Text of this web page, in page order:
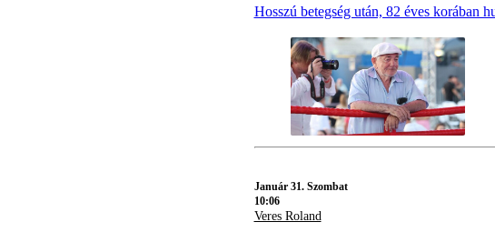
Hosszú betegség után, 82 éves korában
Január 31. Szombat
10:06
Veres Roland